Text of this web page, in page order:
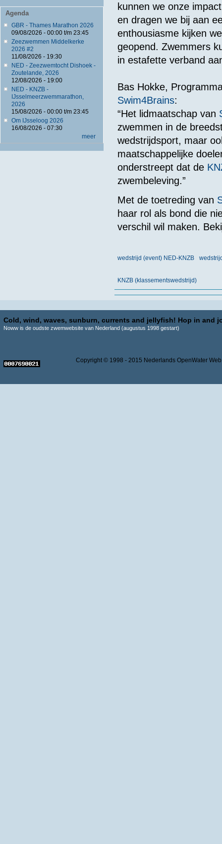
Agenda
GBR - Thames Marathon 2026
09/08/2026 - 00:00t/m 23:45
Zeezwemmen Middelkerke
2026 #2
11/08/2026 - 19:30
NED - Zeezwemtocht Dishoek -
Zoutelande, 2026
12/08/2026 - 19:00
NED - KNZB -
IJsselmeerzwemmarathon,
2026
15/08/2026 - 00:00t/m 23:45
Om IJsseloog 2026
16/08/2026 - 07:30
meer
kunnen we onze
en dragen we bij aan
enthousiasme kijken
geopend. Zwemmers
in estafette verband
Bas Hokke,
Swim4Brains:
“Het lidmaatschap van
zwemmen in de
wedstrijdsport, maar
maatschappelijke
onderstreept dat de
zwembeleving.”
Met de toetreding van
haar rol als bond die
verschil wil maken.
wedstrijd (event) NED-KNZB
KNZB (klassementswedstrijd)
Cold, wind, waves, sunburn, currents and jellyfish! Hop in and
Noww is de oudste zwemwebsite van Nederland (augustus 1998 gestart)
Copyright © 1998 - 2015 Nederlands OpenWater